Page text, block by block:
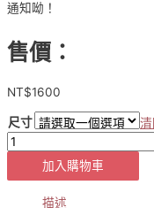
通知呦！
售價：
NT$1600
尺寸
[貨
加入購物車
描述